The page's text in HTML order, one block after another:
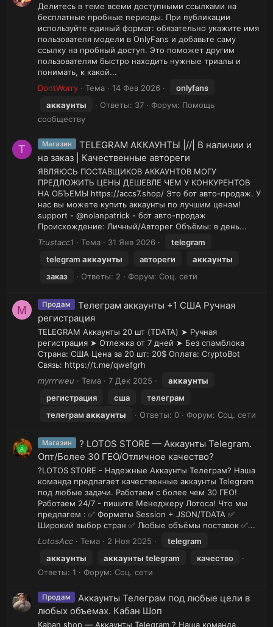
Делитесь в теме всеми доступными ссылками на
бесплатные пробные периоды. При публикации
используйте единый формат: обязательно укажите имя
пользователя модели в OnlyFans и добавьте саму
ссылку на пробный доступ. Это поможет другим
пользователям быстро находить нужные триалы и
понимать, к какой...
DontWorry
Тема 14 Фев 2026
onlyfans
аккаунты
Ответы: 37 Форум: Помощь
сообществу
T Магазин
TELEGRAM АККАУНТЫ |//| В наличии и
на заказ | Качественные автореги
ЯВЛЯЮСЬ ПОСТАВЩИКОВ АККАУНТОВ МОГУ
ПРЕДЛОЖИТЬ ЦЕНЫ ДЕШЕВЛЕ ЧЕМ У КОНКУРЕНТОВ
НА ОБЪЕМЫ https://accs7.shop/ Это бот авто-продаж. У
нас вы можете купить аккаунты по лучшим ценам!
support - @nolanpatrick - бот авто-продаж
Происхождение: Личный/Авторег Объёмы: в день...
Trustacc1
Тема 31 Янв 2026
telegram
telegram аккаунты автореги
аккаунты
заказ
Ответы: 2 Форум: Соц. сети
M Продам
Телеграм аккаунты +1 США Ручная
регистрация
TELEGRAM Аккаунты 20 шт (TDATA) ➤ Ручная
регистрация ➤ Отлежка от 7 дней ➤ Без спамблока
Страна: США Цена за 20 шт: 20$ Оплата: CryptoBot
Связь: https://t.me/qwefgrh
myrrrweu
Тема 7 Дек 2025
аккаунты
регистрация
сша
телеграм
телеграм аккаунты Ответы: 0 Форум: Соц. сети
Магазин
? LOTOS STORE — Аккаунты Telegram.
Опт/Более 30 ГЕО/Отличное качество?
?LOTOS STORE - Надежные Аккаунты Телеграм? Наша
команда предлагает качественные аккаунты Telegram
под любые задачи. Работаем с более чем 30 ГЕО!
Работаем 24/7 - пишите Менеджеру Лотоса! Что мы
предлагем : ✅ Форматы Session + JSON/TDATA ✅
Широкий выбор стран ✅ Любые объёмы поставок ✅...
LotosAcc
Тема 2 Ноя 2025
telegram
аккаунты
аккаунты telegram
качество
Ответы: 1
Форум: Соц. сети
Продам
Аккаунты Телеграм под любые цели в
любых объемах. Кабан Шоп
Kaban shop — Аккаунты Telegram ? Наша команда